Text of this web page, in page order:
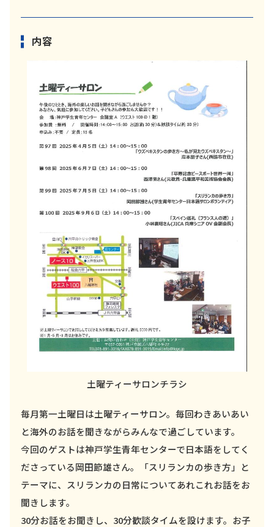
内容
土曜ティーサロンチラシ
毎月第一土曜日は土曜ティーサロン。毎回わきあいあい
と海外のお話を聞きながらみんなで過ごしています。
今回のゲストは神戸学生青年センターで日本語をしてく
ださっている岡田節雄さん。「スリランカの歩き方」と
テーマに、スリランカの日常についてあれこれお話をお
聞きします。
30分お話をお聞きし、30分歓談タイムを設けます。お子